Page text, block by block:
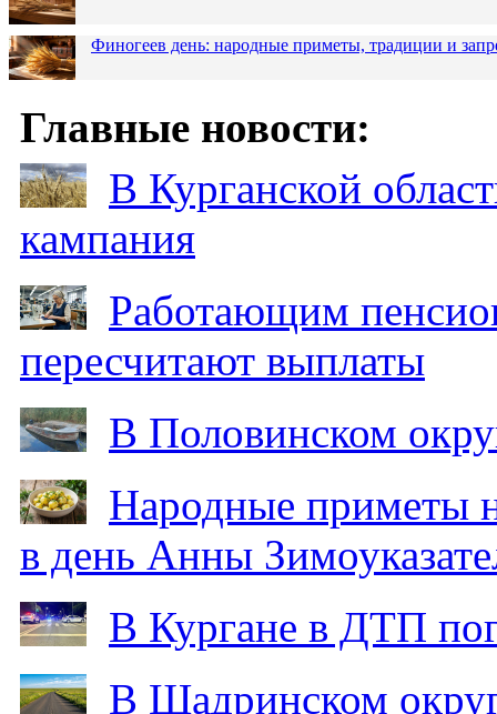
Финогеев день: народные приметы, традиции и
Главные новости:
В Курганской
кампания
Работающим
пересчитают выплаты
В Половинском
Народные приметы
в день Анны
В Кургане в ДТП
В Шадринском